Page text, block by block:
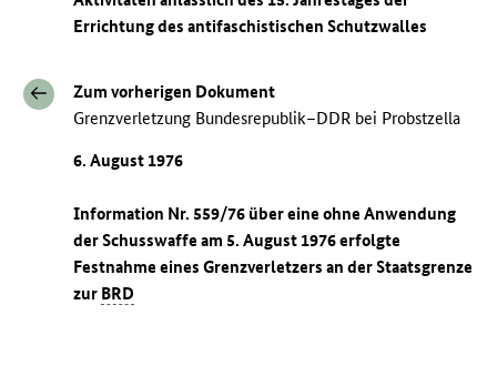
Errichtung des antifaschistischen Schutzwalles
Zum vorherigen Dokument
Grenzverletzung Bundesrepublik–DDR bei Probstzella
6. August 1976
Information Nr. 559/76 über eine ohne Anwendung
der Schusswaffe am 5. August 1976 erfolgte
Festnahme eines Grenzverletzers an der Staatsgrenze
zur BRD